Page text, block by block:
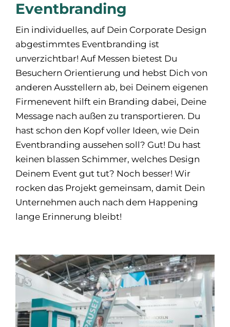
Eventbranding
Ein individuelles, auf Dein Corporate Design
abgestimmtes Eventbranding ist
unverzichtbar! Auf Messen bietest Du
Besuchern Orientierung und hebst Dich von
anderen Ausstellern ab, bei Deinem eigenen
Firmenevent hilft ein Branding dabei, Deine
Message nach außen zu transportieren. Du
hast schon den Kopf voller Ideen, wie Dein
Eventbranding aussehen soll? Gut! Du hast
keinen blassen Schimmer, welches Design
Deinem Event gut tut? Noch besser! Wir
rocken das Projekt gemeinsam, damit Dein
Unternehmen auch nach dem Happening
lange Erinnerung bleibt!